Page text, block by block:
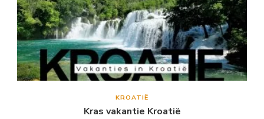
KROATIË
Kras vakantie Kroatië